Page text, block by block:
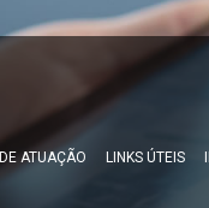
ATUAÇÃO LINKS ÚTEIS